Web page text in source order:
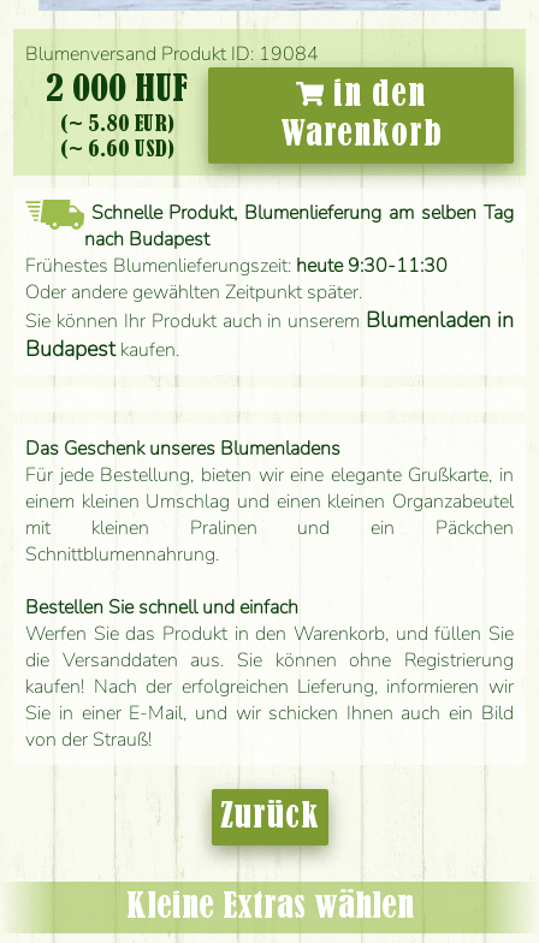
Blumenversand Produkt ID: 19084
2 000 HUF
(~ 5.80 EUR)
(~ 6.60 USD)
in den
Warenkorb
Schnelle Produkt, Blumenlieferung am selben Tag
nach Budapest
Frühestes Blumenlieferungszeit: heute 9:30-11:30
Oder andere gewählten Zeitpunkt später.
Sie können Ihr Produkt auch in unserem Blumenladen in
Budapestkaufen.
Das Geschenk unseres Blumenladens
Für jede Bestellung, bieten wir eine elegante Grußkarte, in
einem kleinen Umschlag und einen kleinen Organzabeutel
mit kleinen Pralinen und ein Päckchen
Schnittblumennahrung.
Bestellen Sie schnell und einfach
Werfen Sie das Produkt in den Warenkorb, und füllen Sie
die Versanddaten aus. Sie können ohne Registrierung
kaufen! Nach der erfolgreichen Lieferung, informieren wir
Sie in einer E-Mail, und wir schicken Ihnen auch ein Bild
von der Strauß!
Zurück
Kleine Extras wählen